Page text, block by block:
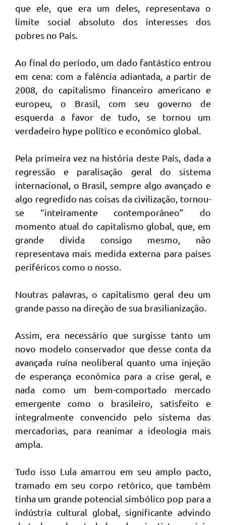
que ele, que era um deles, representava o
limite social absoluto dos interesses dos
pobres no País.
Ao final do período, um dado fantástico entrou
em cena: com a falência adiantada, a partir de
2008, do capitalismo financeiro americano e
europeu, o Brasil, com seu governo de
esquerda a favor de tudo, se tornou um
verdadeiro hype político e econômico global.
Pela primeira vez na história deste País, dada a
regressão e paralisação geral do sistema
internacional, o Brasil, sempre algo avançado e
algo regredido nas coisas da civilização, tornou-
se “inteiramente contemporâneo” do
momento atual do capitalismo global, que, em
grande dívida consigo mesmo, não
representava mais medida externa para países
periféricos como o nosso.
Noutras palavras, o capitalismo geral deu um
grande passo na direção de sua brasilianização.
Assim, era necessário que surgisse tanto um
novo modelo conservador que desse conta da
avançada ruína neoliberal quanto uma injeção
de esperança econômica para a crise geral, e
nada como um bem-comportado mercado
emergente como o brasileiro, satisfeito e
integralmente convencido pelo sistema das
mercadorias, para reanimar a ideologia mais
ampla.
Tudo isso Lula amarrou em seu amplo pacto,
tramado em seu corpo retórico, que também
tinha um grande potencial simbólico pop para a
indústria cultural global, significante advindo